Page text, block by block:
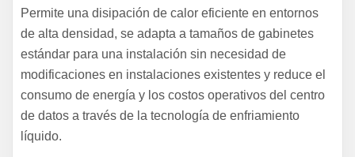
Permite una disipación de calor eficiente en entornos
de alta densidad, se adapta a tamaños de gabinetes
estándar para una instalación sin necesidad de
modificaciones en instalaciones existentes y reduce el
consumo de energía y los costos operativos del centro
de datos a través de la tecnología de enfriamiento
líquido.